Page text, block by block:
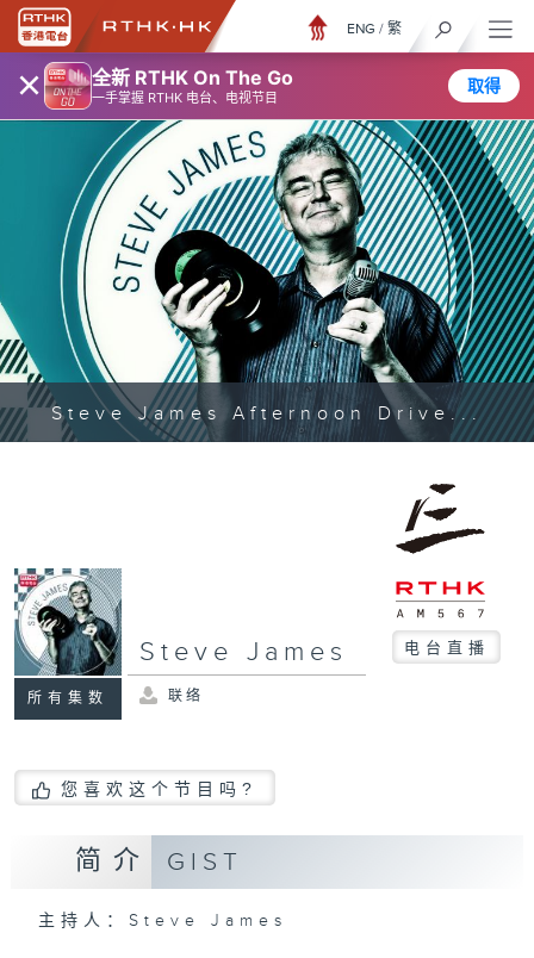
× 全新 RTHK On The Go
一手掌握 RTHK 电台、电视节目
取得
ENG / 繁
Steve James Afternoon Drive...
所有集数
Steve James 电台直播
联络
您喜欢这个节目吗?
简介 GIST
主持人：Steve James